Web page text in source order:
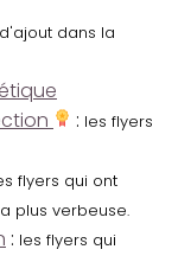
d'ajout dans la
: les flyers
flyers qui ont
plus verbeuse.
: les flyers qui